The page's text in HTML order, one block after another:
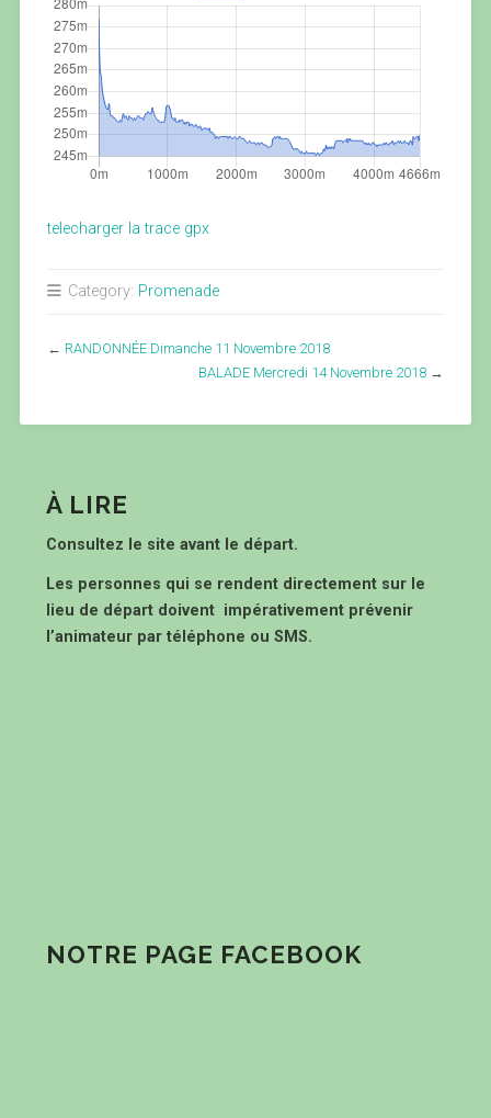
telecharger la trace gpx
Category: Promenade
← RANDONNÉE Dimanche 11 Novembre 2018
BALADE Mercredi 14 Novembre 2018 →
À LIRE
Consultez le site avant le départ.
Les personnes qui se rendent directement sur le
lieu de départ doivent impérativement prévenir
l’animateur par téléphone ou SMS.
NOTRE PAGE FACEBOOK